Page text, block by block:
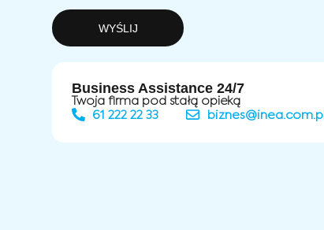
WYŚLIJ
Business Assistance 24/7
Twoja firma pod stałą opieką
61 222 22 33
biznes@inea.com.pl